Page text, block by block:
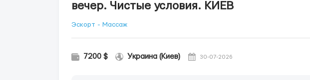
вечер. Чистые условия. КИЕВ
Эскорт - Массаж
7200 $ Украина (Киев) 30-07-2026